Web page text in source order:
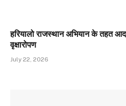
हरियालो राजस्थान अभियान के तहत
वृक्षारोपण
July 22, 2026